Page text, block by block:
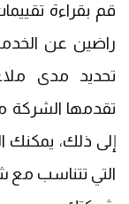
قم بقراءة
راضين عن
تحديد مدى
تقدمها الشركة
إلى ذلك، يمكنك
التي تتناسب مع